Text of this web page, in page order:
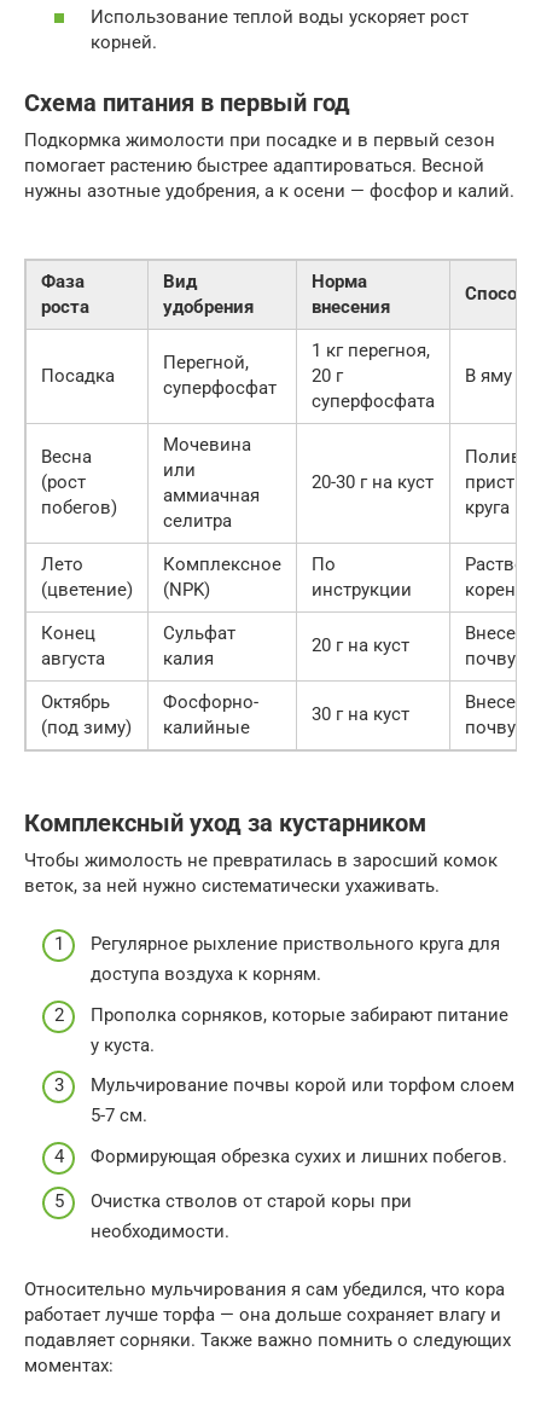
Использование теплой воды ускоряет рост
корней.
Схема питания в первый год
Подкормка жимолости при посадке и в первый сезон
помогает растению быстрее адаптироваться. Весной
нужны азотные удобрения, а к осени — фосфор и калий.
Фаза
роста
Вид
удобрения
Норма
внесения
Способ
Посадка
Перегной,
суперфосфат
1 кг перегноя,
20 г
суперфосфата
В яму
Весна
(рост
побегов)
Мочевина
или
аммиачная
селитра
20-30 г на куст
Полив
круга
Лето
(цветение)
Комплексное
(NPK)
По
инструкции
Раствор
корень
Конец
августа
Сульфат
калия
20 г на куст
почву
Октябрь
(под зиму)
Фосфорно-
калийные
30 г на куст
почву
Комплексный уход за кустарником
Чтобы жимолость не превратилась в заросший комок
веток, за ней нужно систематически ухаживать.
Регулярное рыхление приствольного круга для
доступа воздуха к корням.
Прополка сорняков, которые забирают питание
у куста.
Мульчирование почвы корой или торфом слоем
5-7 см.
Формирующая обрезка сухих и лишних побегов.
Очистка стволов от старой коры при
необходимости.
Относительно мульчирования я сам убедился, что кора
работает лучше торфа — она дольше сохраняет влагу и
подавляет сорняки. Также важно помнить о следующих
моментах: